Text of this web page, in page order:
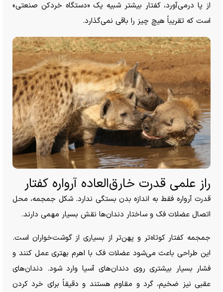
از پا درمی‌آورد، کفتار بیشتر شبیه یک «دستگاه خردکن صنعتی»
است که تقریباً هیچ چیز را باقی نمی‌گذارد.
راز علمی قدرت خارق‌العاده آرواره کفتار
قدرت آرواره فقط به اندازه بدن بستگی ندارد. شکل جمجمه، محل
اتصال عضلات فک و ساختار دندان‌ها نقش بسیار مهمی دارند.
جمجمه کفتار کوتاه‌تر و پهن‌تر از بسیاری از گوشت‌خواران است.
این طراحی باعث می‌شود عضلات فک با اهرم بهتری عمل کنند و
فشار بسیار بیشتری روی دندان‌های آسیا وارد شود. دندان‌های
عقبی نیز ضخیم، گرد و مقاوم هستند و دقیقاً برای خرد کردن